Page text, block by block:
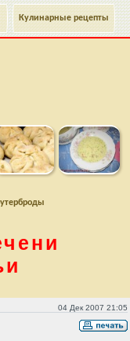
Кулинарные рецепты
04 Дек 2007 21:05